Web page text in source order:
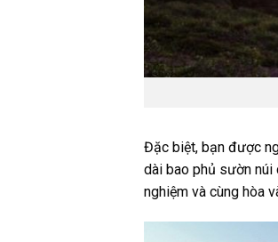
Đặc biệt, bạn được
dài bao phủ sườn núi
nghiệm và cùng hòa